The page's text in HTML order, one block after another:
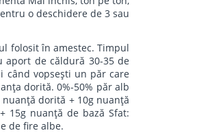
o deschidere de 3 sau
folosit în amestec. Timpul
de căldură 30-35 de
când vopseşti un păr care
dorită. 0%-50% păr alb
nuanţă dorită + 10g nuanţă
15g nuanţă de bază Sfat:
de fire albe.